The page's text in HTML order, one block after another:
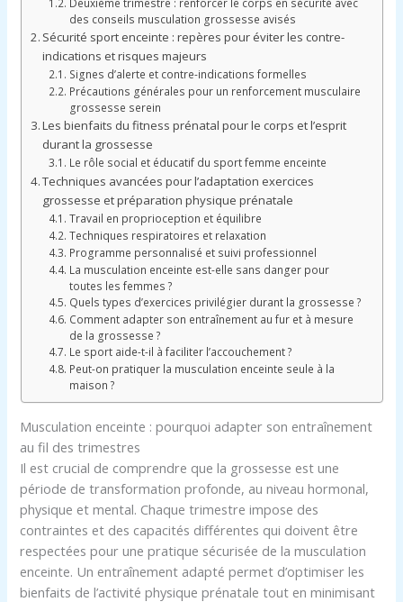
Deuxième trimestre : renforcer le corps en sécurité avec
des conseils musculation grossesse avisés
Sécurité sport enceinte : repères pour éviter les contre-
indications et risques majeurs
Signes d’alerte et contre-indications formelles
Précautions générales pour un renforcement musculaire
grossesse serein
Les bienfaits du fitness prénatal pour le corps et l’esprit
durant la grossesse
Le rôle social et éducatif du sport femme enceinte
Techniques avancées pour l’adaptation exercices
grossesse et préparation physique prénatale
Travail en proprioception et équilibre
Techniques respiratoires et relaxation
Programme personnalisé et suivi professionnel
La musculation enceinte est-elle sans danger pour
toutes les femmes ?
Quels types d’exercices privilégier durant la grossesse ?
Comment adapter son entraînement au fur et à mesure
de la grossesse ?
Le sport aide-t-il à faciliter l’accouchement ?
Peut-on pratiquer la musculation enceinte seule à la
maison ?
Musculation enceinte : pourquoi adapter son entraînement
au fil des trimestres
Il est crucial de comprendre que la grossesse est une
période de transformation profonde, au niveau hormonal,
physique et mental. Chaque trimestre impose des
contraintes et des capacités différentes qui doivent être
respectées pour une pratique sécurisée de la musculation
enceinte. Un entraînement adapté permet d’optimiser les
bienfaits de l’activité physique prénatale tout en minimisant